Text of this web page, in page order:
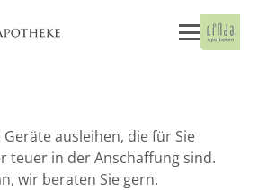
Geräte ausleihen, die für Sie
teuer in der Anschaffung sind.
wir beraten Sie gern.